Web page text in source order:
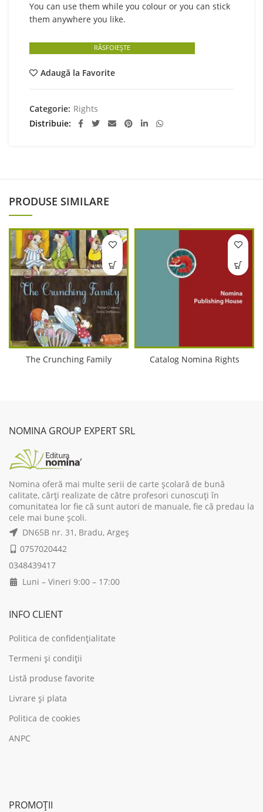
You can use them while you colour or you can stick
them anywhere you like.
RĂSFOIEȘTE
Adaugă la Favorite
Categorie: Rights
Distribuie
PRODUSE SIMILARE
The Crunching Family Catalog Nomina Rights
NOMINA GROUP EXPERT SRL
Nomina oferă mai multe serii de carte școlară de bună
calitate, cărți realizate de către profesori cunoscuți în
comunitatea lor fie că sunt autori de manuale, fie că predau la
cele mai bune școli.
DN65B nr. 31, Bradu, Argeș
0757020442
0348439417
Luni – Vineri 9:00 – 17:00
INFO CLIENT
Politica de confidențialitate
Termeni și condiții
Listă produse favorite
Livrare și plata
Politica de cookies
ANPC
PROMOȚII